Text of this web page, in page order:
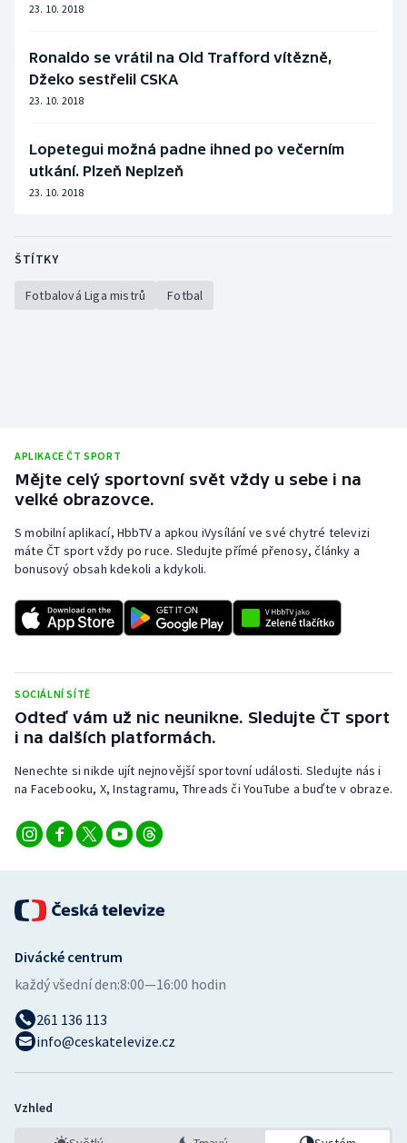
23. 10. 2018
Ronaldo se vrátil na Old Trafford vítězně,
Džeko sestřelil CSKA
23. 10. 2018
Lopetegui možná padne ihned po večerním
utkání. Plzeň Neplzeň
23. 10. 2018
ŠTÍTKY
Fotbalová Liga mistrů Fotbal
APLIKACE ČT SPORT
Mějte celý sportovní svět vždy u sebe i na
velké obrazovce.
S mobilní aplikací, HbbTV a apkou iVysílání ve své chytré televizi
máte ČT sport vždy po ruce. Sledujte přímé přenosy, články a
bonusový obsah kdekoli a kdykoli.
SOCIÁLNÍ SÍTĚ
Odteď vám už nic neunikne. Sledujte ČT sport
i na dalších platformách.
Nenechte si nikde ujít nejnovější sportovní události. Sledujte nás i
na Facebooku, X, Instagramu, Threads či YouTube a buďte v obraze.
Divácké centrum
každý všední den:8:00—16:00 hodin
261 136 113
info@ceskatelevize.cz
Vzhled